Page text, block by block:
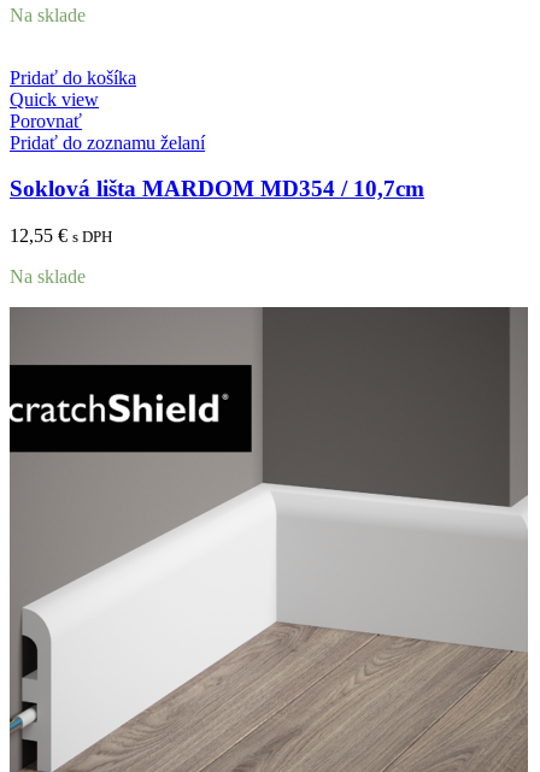
Na sklade
Pridať do košíka
Quick view
Porovnať
Pridať do zoznamu želaní
Soklová lišta MARDOM MD354 / 10,7cm
12,55 € s DPH
Na sklade